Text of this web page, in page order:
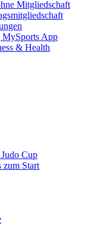
Mitgliedschaft
MySports App
& Health
Cup
zum Start